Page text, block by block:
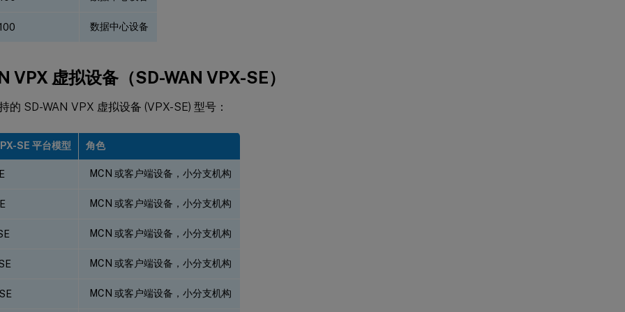
数据中心设备
VPX 虚拟设备（SD-WAN VPX-SE）
的 SD-WAN VPX 虚拟设备 (VPX-SE) 型号：
SE 平台模型 角色
MCN 或客户端设备，小分支机构
MCN 或客户端设备，小分支机构
MCN 或客户端设备，小分支机构
MCN 或客户端设备，小分支机构
MCN 或客户端设备，小分支机构